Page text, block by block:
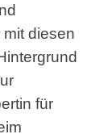
diesen
für